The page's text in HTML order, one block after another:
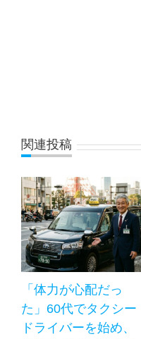
関連投稿
「体力が心配だっ
た」60代でタクシー
ドライバーを始め、